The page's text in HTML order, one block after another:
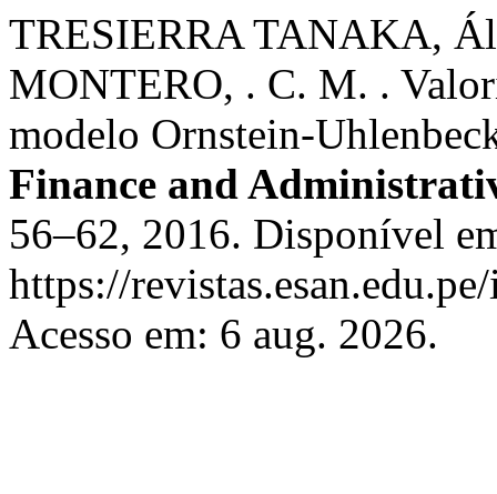
TRESIERRA TANAKA,
MONTERO, . C. M. .
modelo Ornstein-
Finance and
56–62, 2016. Disponível
https://
Acesso em: 6 aug. 2026.